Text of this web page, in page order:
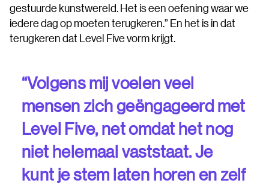
gestuurde kunstwereld. Het is een oefening waar we
iedere dag op moeten terugkeren.” En het is in dat
terugkeren dat Level Five vorm krijgt.
“Volgens mij voelen veel
mensen zich geëngageerd met
Level Five, net omdat het nog
niet helemaal vaststaat. Je
kunt je stem laten horen en zelf